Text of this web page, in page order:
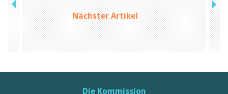
2018
2017
2016
2015
2014
2013
Nächster Artikel
Die Kommission